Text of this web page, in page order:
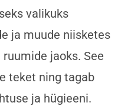
valikuks
ja muude niisketes
jaoks. See
teket ning tagab
ja hügieeni.